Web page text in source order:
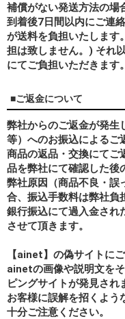
補償がない発送方法の場
到着後7日間以内にご連
が送料を負担いたします
担は致しません。) それ
にてご負担いただきます。
■ご返金について
弊社からのご返金が発生
等）へのお振込によるご
商品の返品・交換にてご
品を弊社にて確認した後
弊社原因（商品不良・誤
合、振込手数料は弊社負
銀行振込にて過入金され
させて頂きます。
【ainet】の偽サイトに
ainetの画像や説明文を
ピングサイトが発見され
お客様に誤解を招くよう
十分ご注意ください。